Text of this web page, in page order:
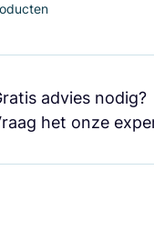
advies
het onze